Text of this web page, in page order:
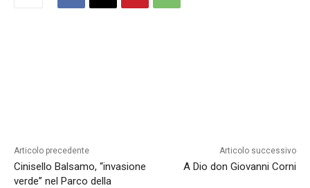
Articolo precedente
Cinisello Balsamo, “invasione
verde” nel Parco della
Articolo successivo
A Dio don Giovanni Corni